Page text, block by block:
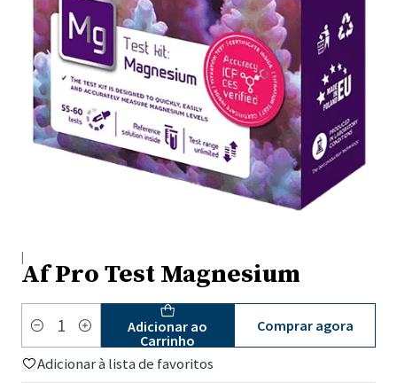
|
Af Pro Test Magnesium
Quantidade
Adicionar ao
Carrinho
Comprar agora
Adicionar à lista de favoritos